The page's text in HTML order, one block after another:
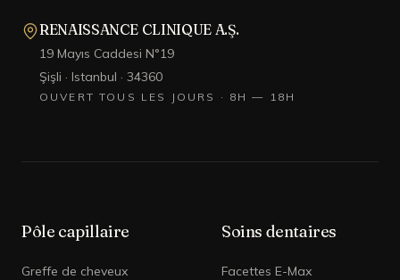
RENAISSANCE CLINIQUE A.Ş.
19 Mayıs Caddesi N°19
Şişli · Istanbul · 34360
OUVERT TOUS LES JOURS · 8H — 18H
Pôle capillaire
Greffe de cheveux
Soins dentaires
Facettes E-Max